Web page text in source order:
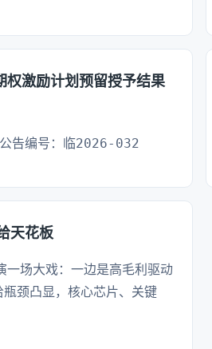
权激励计划预留授予结果
告编号：临2026-032
天花板
场大戏：一边是高毛利驱动
颈凸显，核心芯片、关键